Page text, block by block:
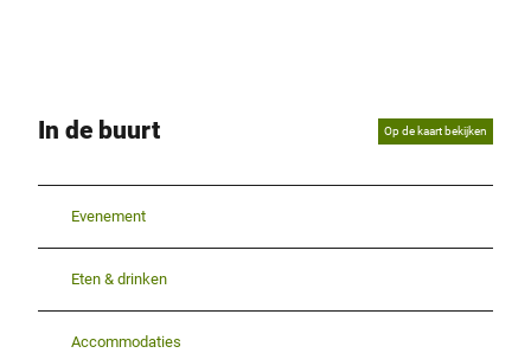
In de buurt Op de kaart bekijken
Evenement
Eten & drinken
Accommodaties